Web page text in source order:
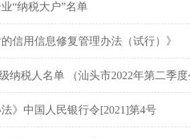
“纳税大户”名单
信用信息修复管理办法（试行）》
纳税人名单 （汕头市2022年第二季度
法》中国人民银行令[2021]第4号